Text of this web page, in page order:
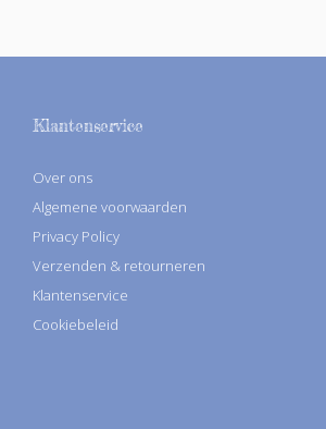
Klantenservice
Over ons
Algemene voorwaarden
Privacy Policy
Verzenden & retourneren
Klantenservice
Cookiebeleid